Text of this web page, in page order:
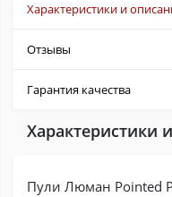
Характеристики и
Отзывы
Гарантия качества
Характеристики
Пули Люман Pointed